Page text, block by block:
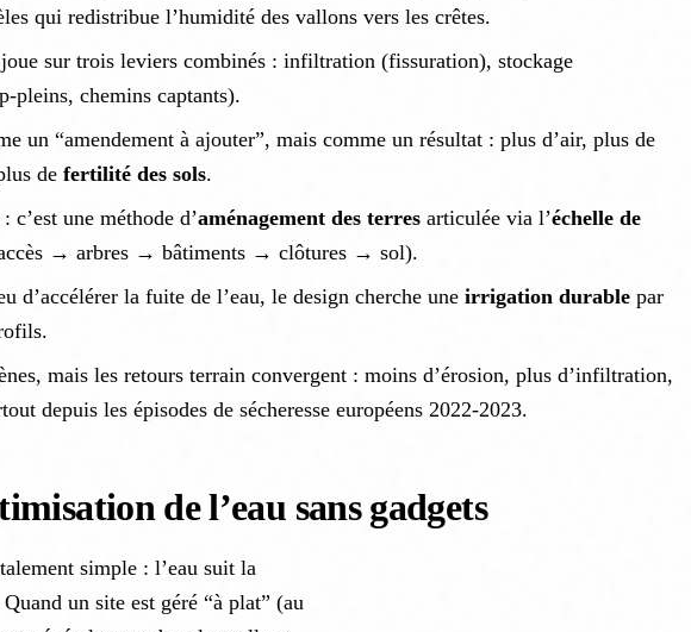
qui redistribue l’humidité des vallons vers les crêtes.
sur trois leviers combinés : infiltration (fissuration), stockage
pleins, chemins captants).
un “amendement à ajouter”, mais comme un résultat : plus d’air, plus de
de fertilité des sols.
c’est une méthode d’aménagement des terres articulée via l’échelle de
→ arbres → bâtiments → clôtures → sol).
d’accélérer la fuite de l’eau, le design cherche une irrigation durable par
mais les retours terrain convergent : moins d’érosion, plus d’infiltration,
depuis les épisodes de sécheresse européens 2022-2023.
de l’eau sans gadgets
simple : l’eau suit la
un site est géré “à plat” (au